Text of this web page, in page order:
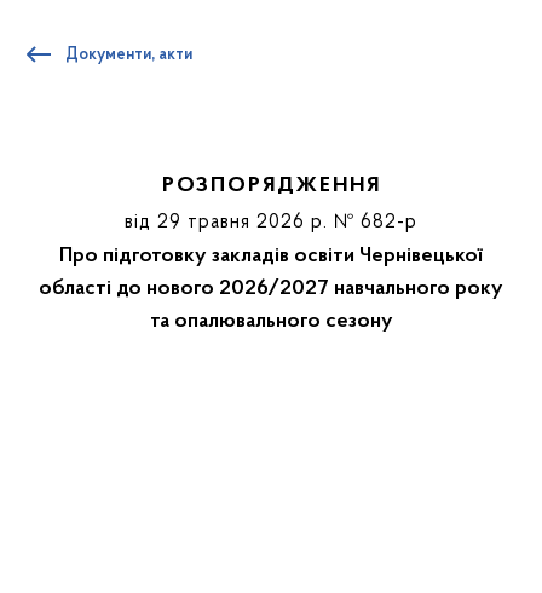
Документи, акти
РОЗПОРЯДЖЕННЯ
від 29 травня 2026 р. № 682-р
Про підготовку закладів освіти Чернівецької
області до нового 2026/2027 навчального року
та опалювального сезону